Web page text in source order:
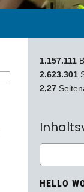
1.157.111
2.623.301
2,27
HELLO